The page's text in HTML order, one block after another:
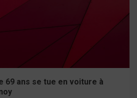
69 ans se tue en voiture à